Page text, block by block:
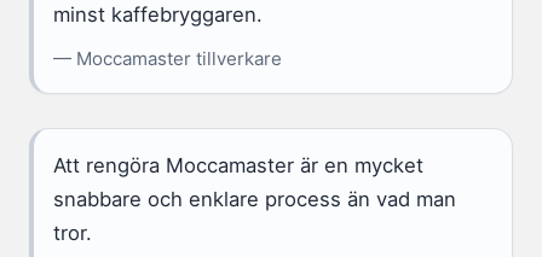
minst kaffebryggaren.
— Moccamaster tillverkare
Att rengöra Moccamaster är en mycket
snabbare och enklare process än vad man
tror.